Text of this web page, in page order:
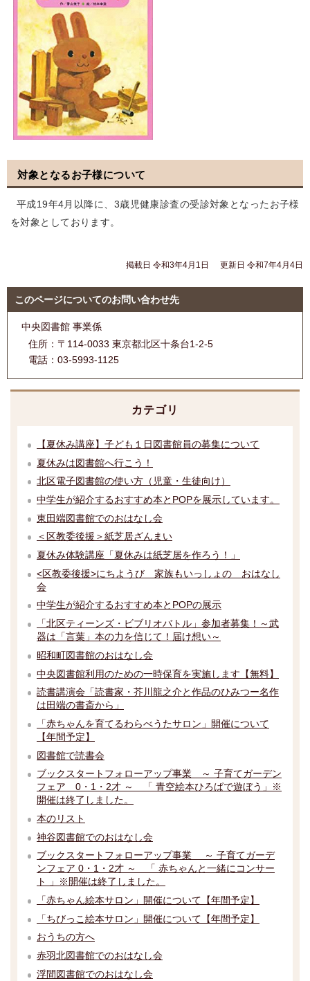
対象となるお子様について
平成19年4月以降に、3歳児健康診査の受診対象となったお子様
を対象としております。
掲載日 令和3年4月1日 更新日 令和7年4月4日
このページについてのお問い合わせ先
中央図書館 事業係
住所： 〒114-0033 東京都北区十条台1-2-5
電話： 03-5993-1125
カテゴリ
【夏休み講座】子ども１日図書館員の募集について
夏休みは図書館へ行こう！
北区電子図書館の使い方（児童・生徒向け）
中学生が紹介するおすすめ本とPOPを展示しています。
東田端図書館でのおはなし会
＜区教委後援＞紙芝居ざんまい
夏休み体験講座「夏休みは紙芝居を作ろう！」
<区教委後援>にちようび 家族もいっしょの おはなし
会
中学生が紹介するおすすめ本とPOPの展示
「北区ティーンズ・ビブリオバトル」参加者募集！～武
器は「言葉」本の力を信じて！届け想い～
昭和町図書館のおはなし会
中央図書館利用のための一時保育を実施します【無料】
読書講演会「読書家・芥川龍之介と作品のひみつー名作
は田端の書斎から」
「赤ちゃんを育てるわらべうたサロン」開催について
【年間予定】
図書館で読書会
ブックスタートフォローアップ事業 ～ 子育てガーデン
フェア 0・1・2才 ～ 「 青空絵本ひろばで遊ぼう」※
開催は終了しました。
本のリスト
神谷図書館でのおはなし会
ブックスタートフォローアップ事業 ～ 子育てガーデ
ンフェア 0・1・2才 ～ 「 赤ちゃんと一緒にコンサー
ト 」※開催は終了しました。
「赤ちゃん絵本サロン」開催について【年間予定】
「ちびっこ絵本サロン」開催について【年間予定】
おうちの方へ
赤羽北図書館でのおはなし会
浮間図書館でのおはなし会